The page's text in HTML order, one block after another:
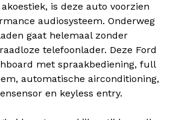
is deze auto voorzien
audiosysteem. Onderweg
gaat helemaal zonder
telefoonlader. Deze Ford
met spraakbediening, full
automatische airconditioning,
en keyless entry.